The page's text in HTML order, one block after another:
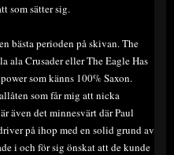
som sätter sig.
bästa perioden på skivan. The
ala Crusader eller The Eagle Has
som känns 100% Saxon.
som får mig att nicka
även det minnesvärt där Paul
på ihop med en solid grund av
i och för sig önskat att de kunde